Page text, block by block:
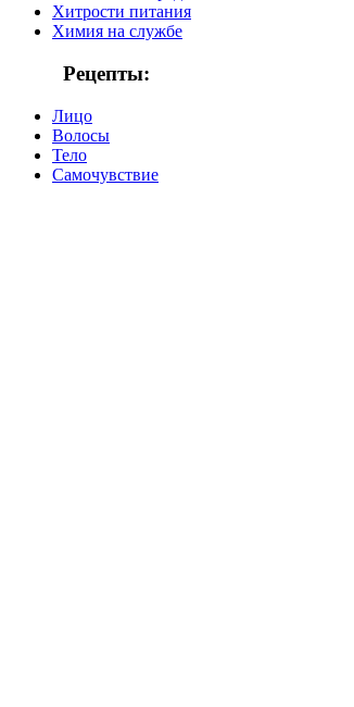
Хитрости питания
Химия на службе
Рецепты:
Лицо
Волосы
Тело
Самочувствие